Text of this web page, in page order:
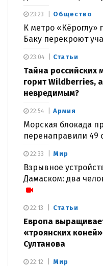
Общество
К метро «Кёроглу»
Баку перекроют
23:23
Статьи
Тайна российских
горит Wildberries,
невредимым?
23:04
Армия
Морская блокада
перенаправили 49
22:54
Мир
Взрывное
Дамаском: два
22:33
Статьи
Европа
«троянских
Султанова
22:13
Мир
22:12